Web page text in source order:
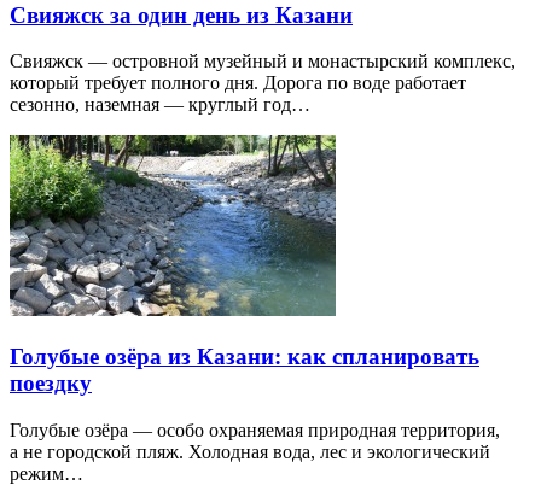
Свияжск за один день из Казани
Свияжск — островной музейный и монастырский комплекс,
который требует полного дня. Дорога по воде работает
сезонно, наземная — круглый год…
Голубые озёра из Казани: как спланировать
поездку
Голубые озёра — особо охраняемая природная территория,
а не городской пляж. Холодная вода, лес и экологический
режим…